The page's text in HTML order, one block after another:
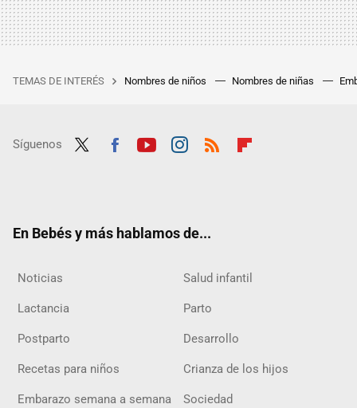
TEMAS DE INTERÉS Nombres de niños Nombres de niñas
Síguenos
En Bebés y más hablamos de...
Noticias Salud infantil
Lactancia Parto
Postparto Desarrollo
Recetas para niños Crianza de los hijos
Embarazo semana a semana Sociedad